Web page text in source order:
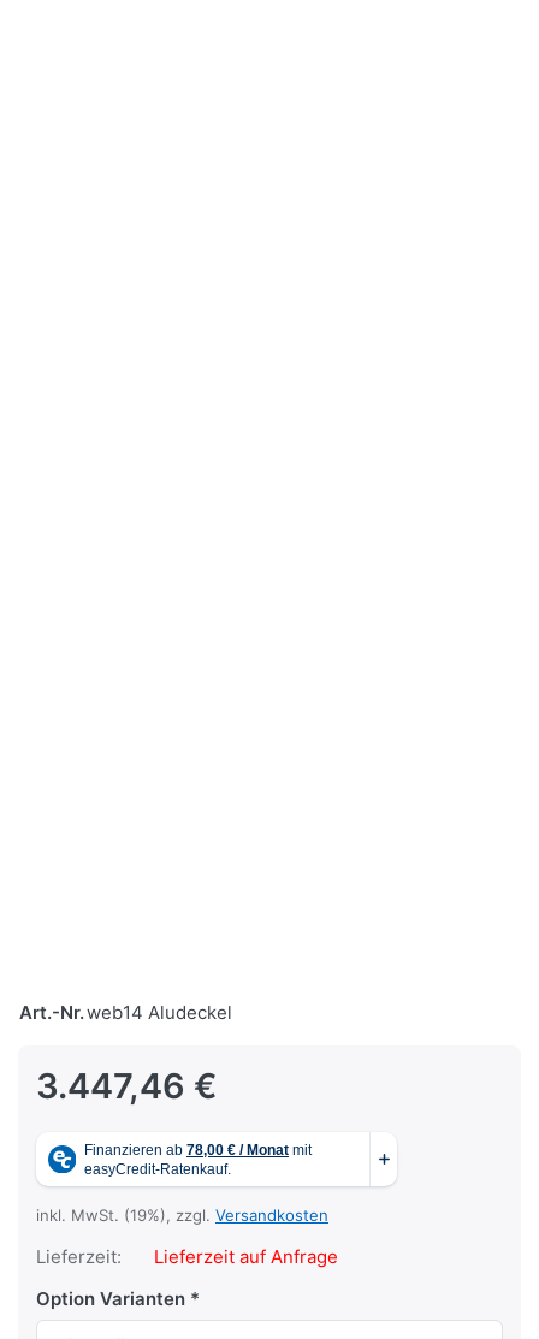
Art.-Nr.web14 Aludeckel
3.447,46 €
inkl. MwSt. (19%), zzgl. Versandkosten
Lieferzeit:
Lieferzeit auf Anfrage
Option Varianten